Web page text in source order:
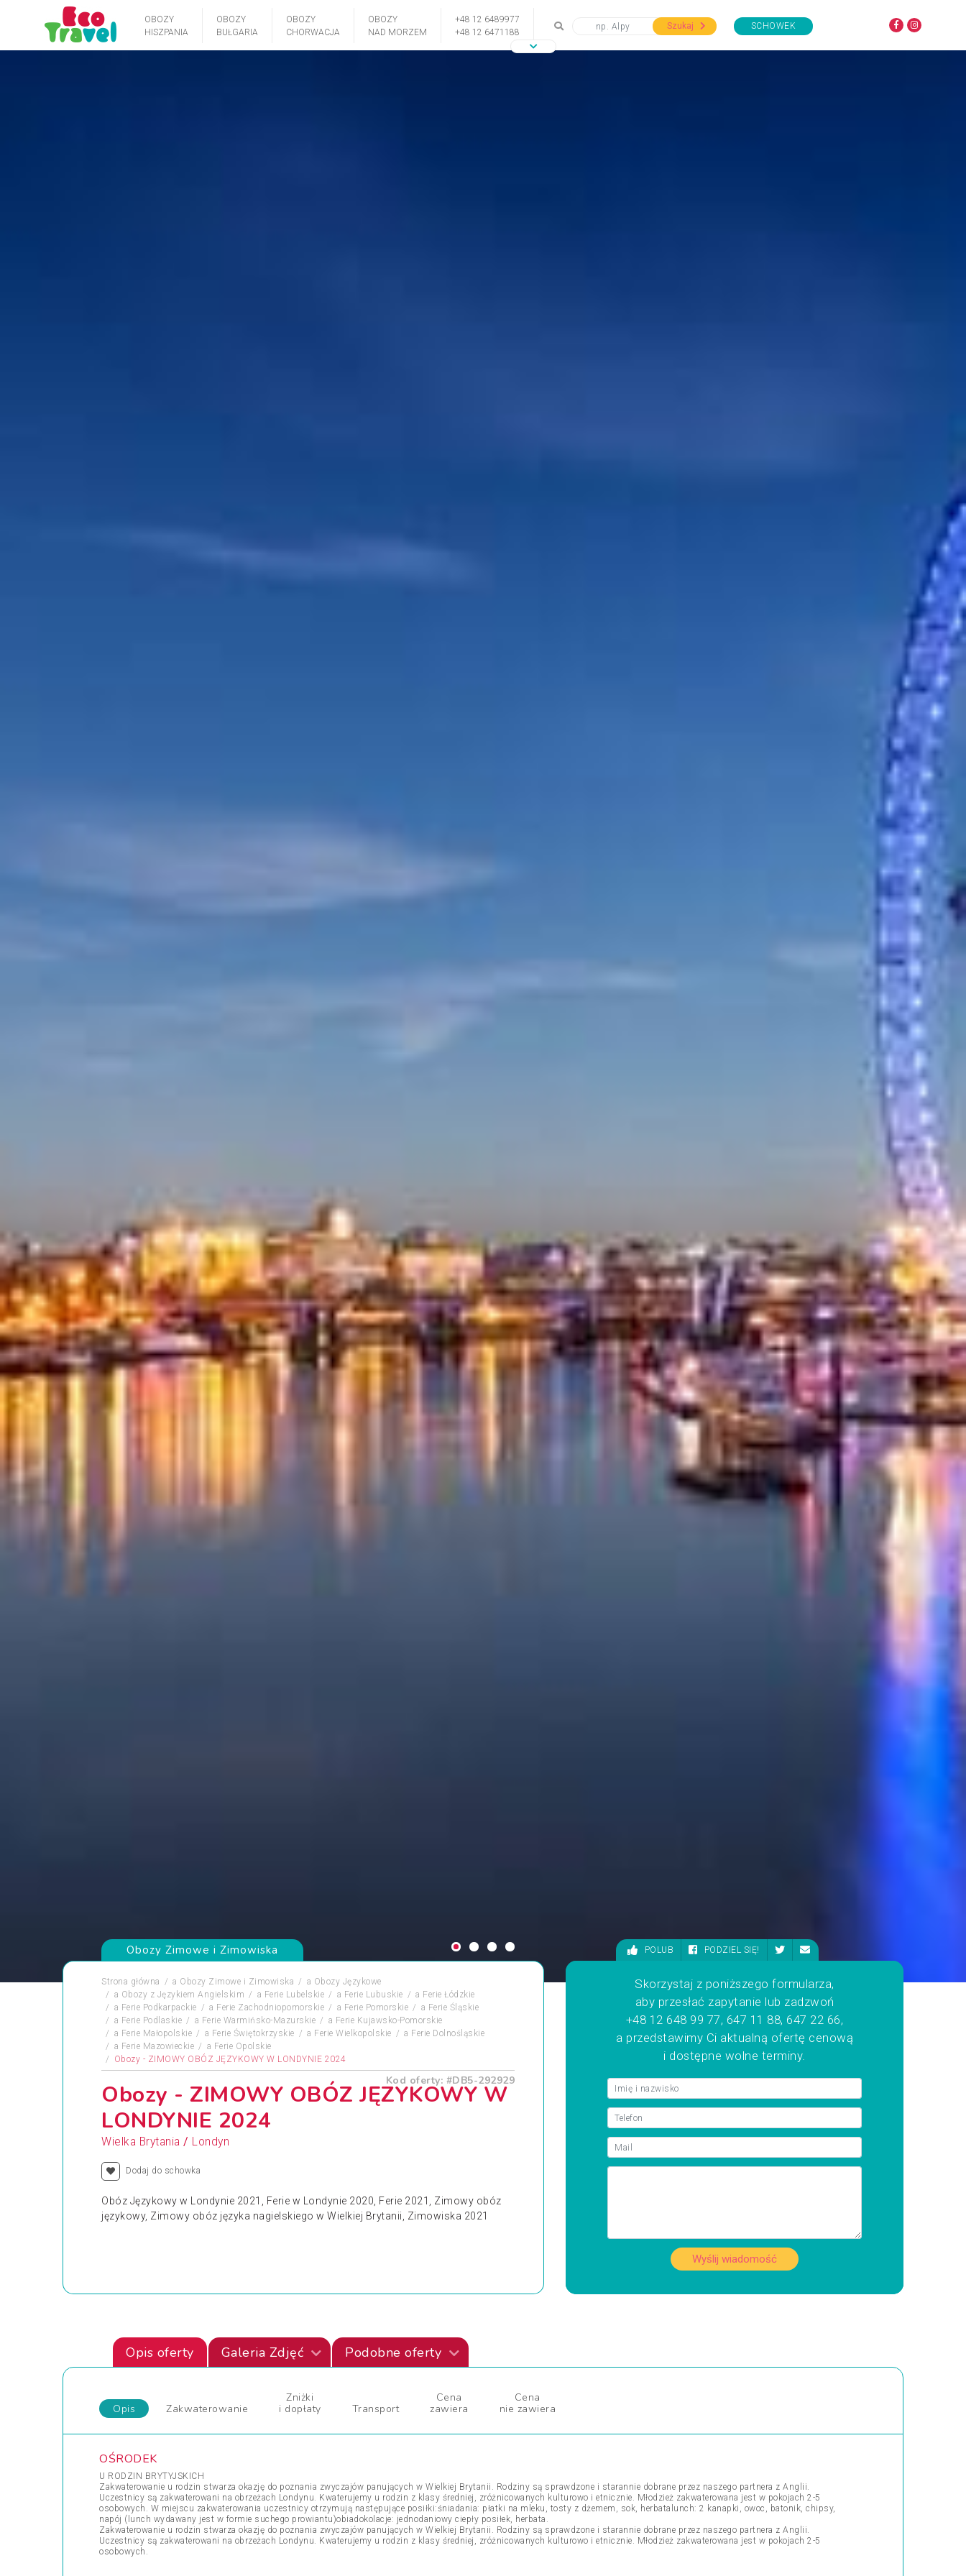
OBOZY
HISZPANIA
OBOZY
BUŁGARIA
OBOZY
CHORWACJA
OBOZY
NAD MORZEM
+48 12 6489977
+48 12 6471188
Szukaj SCHOWEK
Obozy Zimowe i Zimowiska
Strona główna a Obozy Zimowe i Zimowiska a Obozy Językowe
a Obozy z Językiem Angielskim a Ferie Lubelskie a Ferie Lubuskie a Ferie Łódzkie
a Ferie Podkarpackie a Ferie Zachodniopomorskie a Ferie Pomorskie a Ferie Śląskie
a Ferie Podlaskie a Ferie Warmińsko-Mazurskie a Ferie Kujawsko-Pomorskie
a Ferie Małopolskie a Ferie Świętokrzyskie a Ferie Wielkopolskie a Ferie Dolnośląskie
a Ferie Mazowieckie a Ferie Opolskie
Obozy - ZIMOWY OBÓZ JĘZYKOWY W LONDYNIE 2024
Kod oferty: #DB5-292929
Obozy - ZIMOWY OBÓZ JĘZYKOWY W
LONDYNIE 2024
Wielka Brytania / Londyn
Dodaj do schowka
Obóz Językowy w Londynie 2021, Ferie w Londynie 2020, Ferie 2021, Zimowy obóz
językowy, Zimowy obóz języka nagielskiego w Wielkiej Brytanii, Zimowiska 2021
POLUB PODZIEL SIĘ!
Skorzystaj z poniższego formularza,
aby przesłać zapytanie lub zadzwoń
+48 12 648 99 77, 647 11 88, 647 22 66,
a przedstawimy Ci aktualną ofertę cenową
i dostępne wolne terminy.
Wyślij wiadomość
Opis oferty Galeria Zdjęć Podobne oferty
Opis Zakwaterowanie
Zniżki
i dopłaty
Transport
Cena
zawiera
Cena
nie zawiera
OŚRODEK
U RODZIN BRYTYJSKICH
Zakwaterowanie u rodzin stwarza okazję do poznania zwyczajów panujących w Wielkiej Brytanii. Rodziny są sprawdzone i starannie dobrane przez naszego partnera z Anglii.
Uczestnicy są zakwaterowani na obrzeżach Londynu. Kwaterujemy u rodzin z klasy średniej, zróżnicowanych kulturowo i etnicznie. Młodzież zakwaterowana jest w pokojach 2-5
osobowych. W miejscu zakwaterowania uczestnicy otrzymują następujące posiłki:śniadania: płatki na mleku, tosty z dżemem, sok, herbatalunch: 2 kanapki, owoc, batonik, chipsy,
napój (lunch wydawany jest w formie suchego prowiantu)obiadokolacje: jednodaniowy ciepły posiłek, herbata.
Zakwaterowanie u rodzin stwarza okazję do poznania zwyczajów panujących w Wielkiej Brytanii. Rodziny są sprawdzone i starannie dobrane przez naszego partnera z Anglii.
Uczestnicy są zakwaterowani na obrzeżach Londynu. Kwaterujemy u rodzin z klasy średniej, zróżnicowanych kulturowo i etnicznie. Młodzież zakwaterowana jest w pokojach 2-5
osobowych.